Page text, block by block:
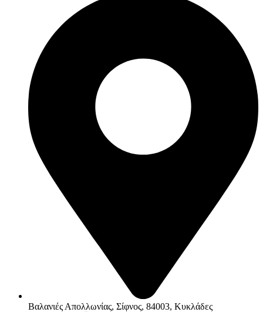
Βαλανιές Απολλωνίας, Σίφνος, 84003, Κυκλάδες